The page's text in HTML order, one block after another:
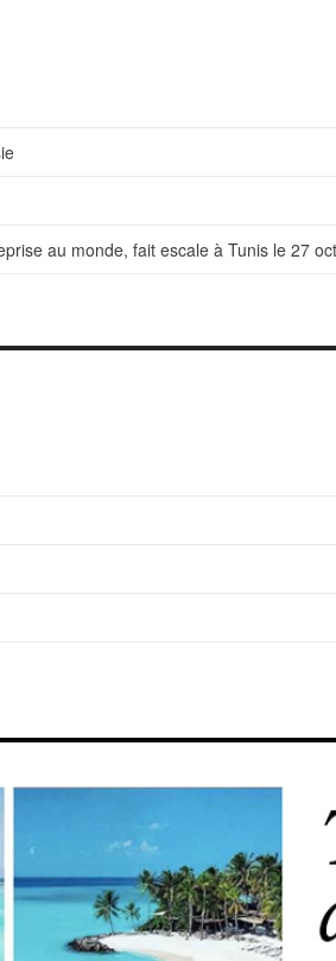
au monde, fait escale à Tunis le 27